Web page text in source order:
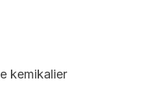
kemikalier